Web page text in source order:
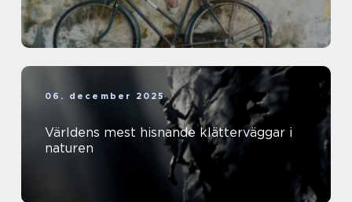
06. december 2025
Världens mest hisnande klätterväggar i
naturen